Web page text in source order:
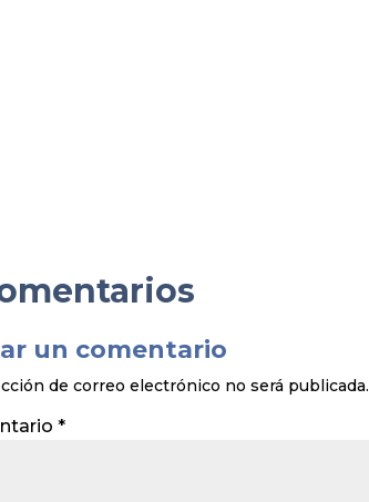
un comentario
de correo electrónico no será publicada.
*